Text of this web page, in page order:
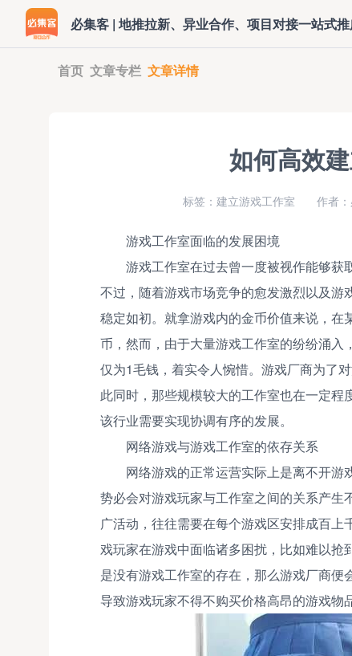
必集客 | 地推拉新、异业合作、项目对接一站式
首页 文章专栏 文章详情
如何高效
标签：建立游戏工作室 作者
游戏工作室面临的发展困境
游戏工作室在过去曾一度被视作能够获
不过，随着游戏市场竞争的愈发激烈以及
稳定如初。就拿游戏内的金币价值来说，
币，然而，由于大量游戏工作室的纷纷涌
仅为1毛钱，着实令人惋惜。游戏厂商为了
此同时，那些规模较大的工作室也在一定
该行业需要实现协调有序的发展。
网络游戏与游戏工作室的依存关系
网络游戏的正常运营实际上是离不开
势必会对游戏玩家与工作室之间的关系产
广活动，往往需要在每个游戏区安排成百
戏玩家在游戏中面临诸多困扰，比如难以
是没有游戏工作室的存在，那么游戏厂商便
导致游戏玩家不得不购买价格高昂的游戏物品